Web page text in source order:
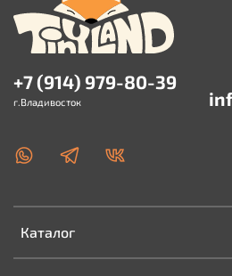
Каталог
+7 (914) 979-80-39
г.Владивосток